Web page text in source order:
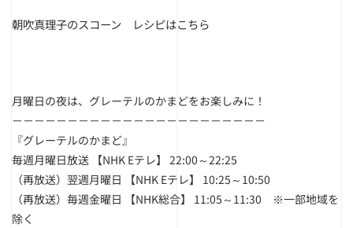
朝吹真理子のスコーン レシピはこちら
月曜日の夜は、グレーテルのかまどをお楽しみに！
－－－－－－－－－－－－－－－－－－－－－－－
『グレーテルのかまど』
毎週月曜日放送 【NHK Eテレ】 22:00～22:25
（再放送）翌週月曜日 【NHK Eテレ】 10:25～10:50
（再放送）毎週金曜日 【NHK総合】 11:05～11:30 ※一部地域を
除く